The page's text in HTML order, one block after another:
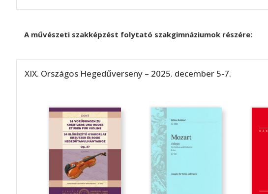
A művészeti szakképzést folytató szakgimnáziumok részére:
XIX. Országos Hegedűverseny – 2025. december 5-7.